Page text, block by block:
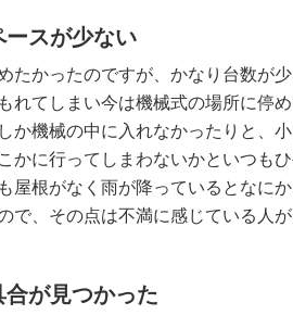
スが少ない
たかったのですが、かなり台数が
れてしまい今は機械式の場所に停
か機械の中に入れなかったりと、
かに行ってしまわないかといつも
屋根がなく雨が降っているとなに
で、その点は不満に感じている人が
が見つかった